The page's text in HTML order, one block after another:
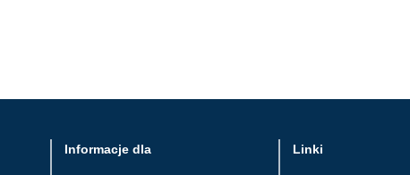
Informacje dla Linki